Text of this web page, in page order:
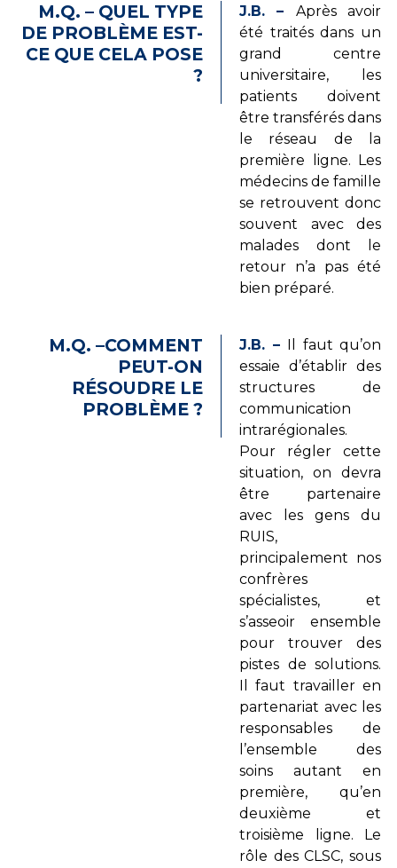
M.Q. – QUEL TYPE
DE PROBLÈME EST-
CE QUE CELA POSE
?
J.B. – Après avoir
été traités dans un
grand centre
universitaire, les
patients doivent
être transférés dans
le réseau de la
première ligne. Les
médecins de famille
se retrouvent donc
souvent avec des
malades dont le
retour n’a pas été
bien préparé.
M.Q. –COMMENT
PEUT-ON
RÉSOUDRE LE
PROBLÈME ?
J.B. – Il faut qu’on
essaie d’établir des
structures de
communication
intrarégionales.
Pour régler cette
situation, on devra
être partenaire
avec les gens du
RUIS,
principalement nos
confrères
spécialistes, et
s’asseoir ensemble
pour trouver des
pistes de solutions.
Il faut travailler en
partenariat avec les
responsables de
l’ensemble des
soins autant en
première, qu’en
deuxième et
troisième ligne. Le
rôle des CLSC, sous